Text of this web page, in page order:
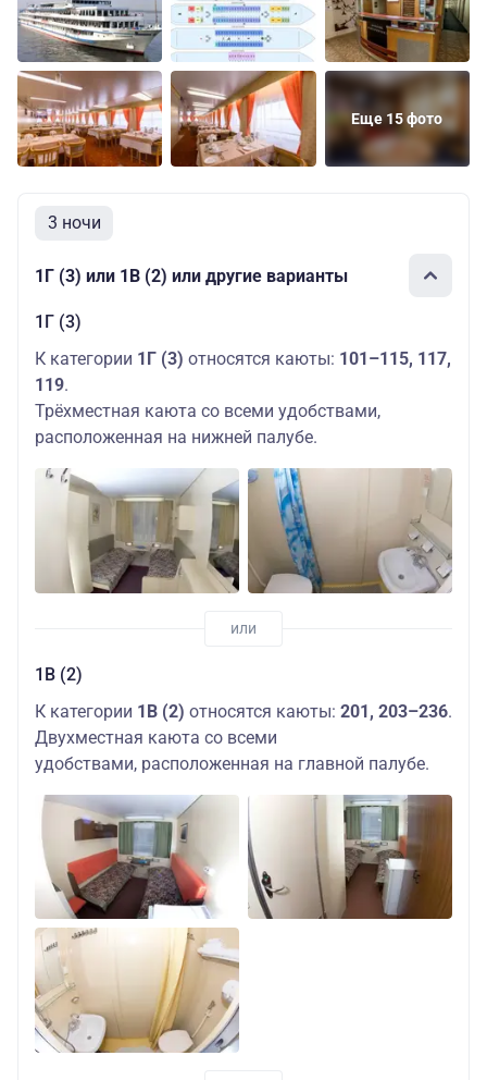
Еще 15 фото
3 ночи
1Г (3) или 1В (2) или другие варианты
1Г (3)
К категории 1Г (3) относятся каюты: 101–115, 117,
119.
Трёхместная каюта со всеми удобствами,
расположенная на нижней палубе.
1В (2)
К категории 1В (2) относятся каюты: 201, 203–236.
Двухместная каюта со всеми
удобствами, расположенная на главной палубе.